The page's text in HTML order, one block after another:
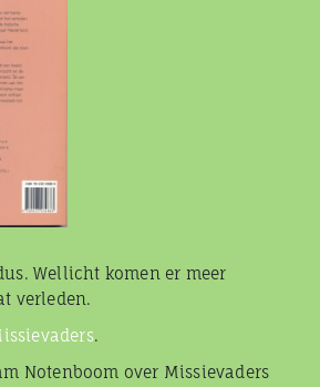
Wellicht komen er meer
verleden.
.
Notenboom over Missievaders